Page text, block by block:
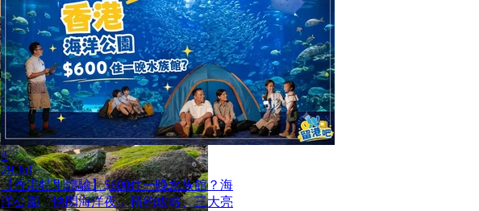
4
29 Jul
【香港特別體驗】$600住一晚水族館？海
洋公園「快閃海洋夜」預約攻略、三大亮